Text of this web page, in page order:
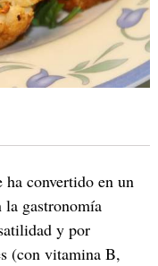
convertido en un
la gastronomía
y por
(con vitamina B,